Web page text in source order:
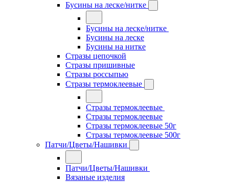
Бусины на леске/нитке
Бусины на леске/нитке
Бусины на леске
Бусины на нитке
Стразы цепочкой
Стразы пришивные
Стразы россыпью
Стразы термоклеевые
Стразы термоклеевые
Стразы термоклеевые
Стразы термоклеевые 50г
Стразы термоклеевые 500г
Патчи/Цветы/Нашивки
Патчи/Цветы/Нашивки
Вязаные изделия